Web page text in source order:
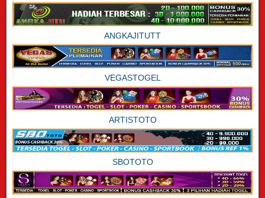
ANGKAJITUTT
VEGASTOGEL
ARTISTOTO
SBOTOTO